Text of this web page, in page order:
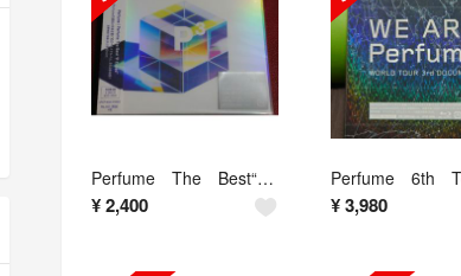
Perfume The Best“P Cubed”（初回限定盤／DVD付）
¥2,400 ¥3,980